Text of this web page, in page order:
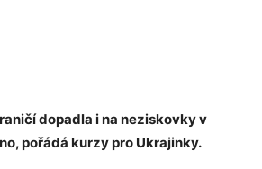
dopadla i na neziskovky v
pořádá kurzy pro Ukrajinky.